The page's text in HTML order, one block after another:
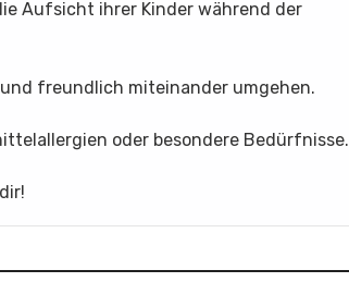
Aufsicht ihrer Kinder während der
freundlich miteinander umgehen.
oder besondere Bedürfnisse.